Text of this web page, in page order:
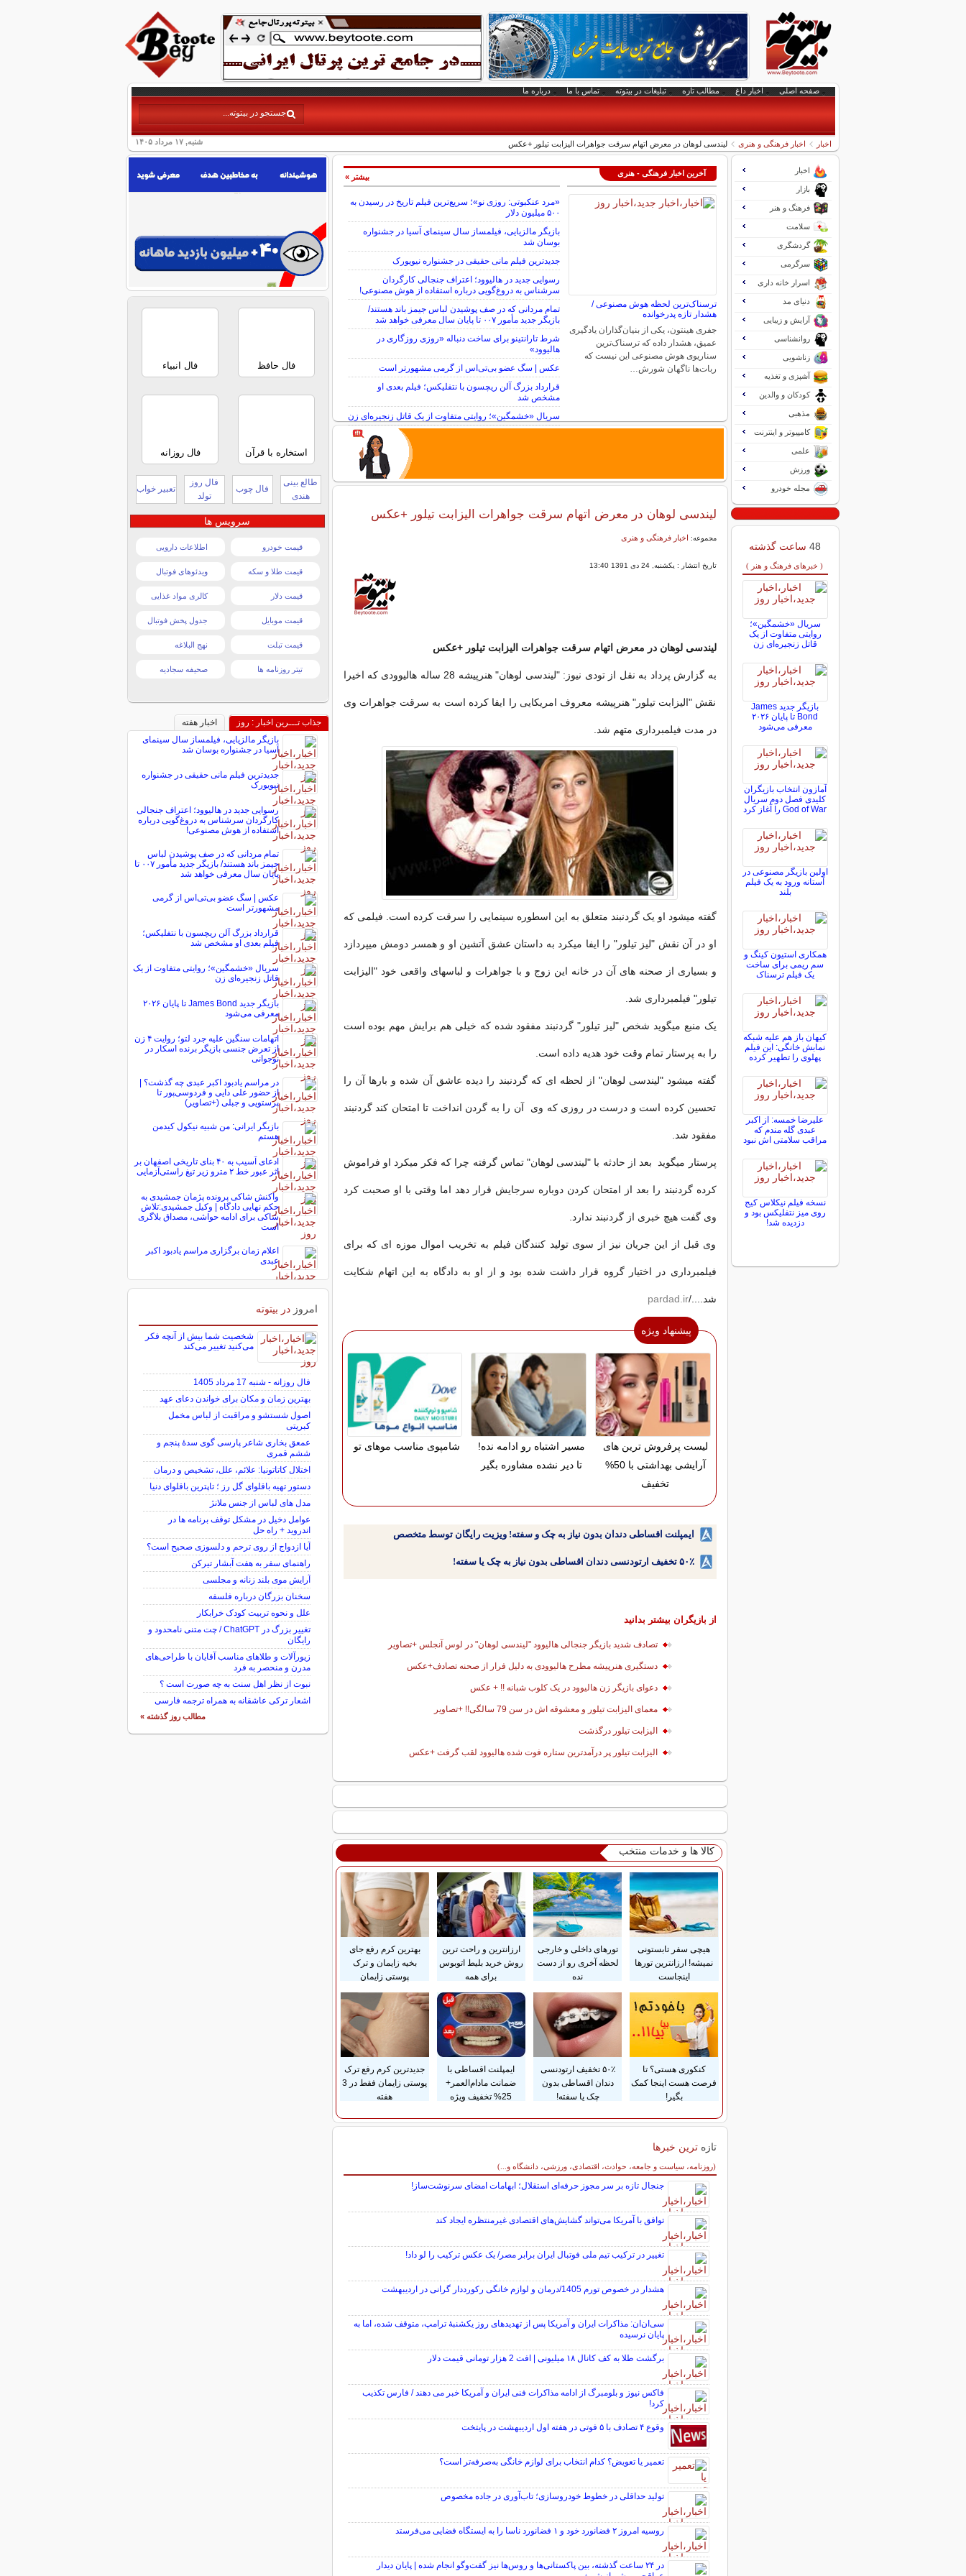
صفحه اصلی اخبار داغ مطالب تازه تبلیغات در بیتوته تماس با ما درباره ما
شنبه, ۱۷ مرداد ۱۴۰۵ اخبار اخبار فرهنگی و هنری لیندسی لوهان در معرض اتهام سرقت جواهرات الیزابت تیلور +عکس
آخرین اخبار فرهنگی - هنری
ترسناک‌ترین لحظه هوش مصنوعی /
هشدار تازه پدرخوانده
جفری هینتون، یکی از بنیان‌گذاران یادگیری
عمیق، هشدار داده که ترسناک‌ترین
سناریوی هوش مصنوعی این نیست که
ربات‌ها ناگهان شورش…
«مرد عنکبوتی: روزی نو»؛ سریع‌ترین فیلم تاریخ در رسیدن به
۵۰۰ میلیون دلار
بازیگر مالزیایی، فیلمساز سال سینمای آسیا در جشنواره
بوسان شد
جدیدترین فیلم مانی حقیقی در جشنواره نیویورک
رسوایی جدید در هالیوود؛ اعتراف جنجالی کارگردان
سرشناس به دروغ‌گویی درباره استفاده از هوش مصنوعی!
تمام مردانی که در صف پوشیدن لباس جیمز باند هستند/
بازیگر جدید مأمور ۰۰۷ تا پایان سال معرفی خواهد شد
شرط تارانتینو برای ساخت دنباله «روزی روزگاری در
هالیوود»
عکس | سگ عضو بی‌تی‌اس از گرمی مشهورتر است
قرارداد بزرگ آلن ریچسون با نتفلیکس؛ فیلم بعدی او
مشخص شد
سریال «خشمگین»؛ روایتی متفاوت از یک قاتل زنجیره‌ای زن
بیشتر »
لیندسی لوهان در معرض اتهام سرقت جواهرات الیزابت تیلور +عکس
مجموعه: اخبار فرهنگی و هنری
تاریخ انتشار : یکشنبه, 24 دی 1391 13:40
لیندسی لوهان در معرض اتهام سرقت جواهرات الیزابت تیلور +عکس
به گزارش پرداد به نقل از تودی نیوز: "لیندسی لوهان" هنرپیشه 28 ساله هالیوودی که اخیرا
نقش "الیزابت تیلور" هنرپیشه معروف امریکایی را ایفا کرده است به سرقت جواهرات وی
در مدت فیلمبرداری متهم شد.
گفته میشود او یک گردنبند متعلق به این اسطوره سینمایی را سرقت کرده است. فیلمی که
او در آن نقش "لیز تیلور" را ایفا میکرد به داستان عشق آتشین او و همسر دومش میپردازد
و بسیاری از صحنه های آن در خانه این زوج و با جواهرات و لباسهای واقعی خود "الیزابت
تیلور" فیلمبرداری شد.
یک منبع میگوید شخص "لیز تیلور" گردنبند مفقود شده که خیلی هم برایش مهم بوده است
را به پرستار تمام وقت خود هدیه داده است.
گفته میشود "لیندسی لوهان" از لحظه ای که گردنبند را دیده عاشق آن شده و بارها آن را
تحسین کرده است و درست در روزی که وی آن را به گردن انداخت تا امتحان کند گردنبند
مفقود شد.
پرستار میگوید بعد از حادثه با "لیندسی لوهان" تماس گرفته چرا که فکر میکرد او فراموش
کرده گردنبند را بعد از امتحان کردن دوباره سرجایش قرار دهد اما وقتی با او صحبت کرد
وی گفت هیچ خبری از گردنبند ندارد.
وی قبل از این جریان نیز از سوی تولید کنندگان فیلم به تخریب اموال موزه ای که برای
فیلمبرداری در اختیار گروه قرار داشت شده بود و از او به دادگاه به این اتهام شکایت
شد..../pardad.ir
پیشنهاد ویژه
لیست پرفروش ترین های
آرایشی بهداشتی با 50%
تخفیف
مسیر اشتباه رو ادامه نده!
تا دیر نشده مشاوره بگیر
شامپوی مناسب موهای تو
ایمپلنت اقساطی دندان بدون نیاز به چک و سفته! ویزیت رایگان توسط متخصص
۵۰٪ تخفیف ارتودنسی دندان اقساطی بدون نیاز به چک یا سفته!
از بازیگران بیشتر بدانید
تصادف شدید بازیگر جنجالی هالیوود "لیندسی لوهان" در لوس آنجلس +تصاویر
دستگیری هنرپیشه مطرح هالیوودی به دلیل فرار از صحنه تصادف+عکس
دعوای بازیگر زن هالیوود در یک کلوب شبانه !! + عکس
معمای الیزابت تیلور و معشوقه اش در سن 79 سالگی!! +تصاویر
الیزابت تیلور درگذشت
الیزابت تیلور پر درآمدترین ستاره فوت شده هالیوود لقب گرفت +عکس
کالا ها و خدمات منتخب
هیچی سفر تابستونی
نمیشه! ارزانترین تورها
اینجاست
تورهای داخلی و خارجی
لحظه آخری رو از دست
نده
ارزانترین و راحت ترین
روش خرید بلیط اتوبوس
برای همه
بهترین کرم رفع جای
بخیه زایمان و ترک
پوستی زایمان
کنکوری هستی؟ تا
فرصت هست اینجا کمک
بگیر!
۵۰٪ تخفیف ارتودنسی
دندان اقساطی بدون
چک یا سفته!
ایمپلنت اقساطی با
ضمانت مادام‌العمر+
25% تخفیف ویژه
جدیدترین کرم رفع ترک
پوستی زایمان فقط در 3
هفته
تازه ترین خبرها
(روزنامه، سیاست و جامعه، حوادث، اقتصادی، ورزشی، دانشگاه و...)
سایر خبرهای داغ
جنجال تازه بر سر مجوز حرفه‌ای استقلال؛ ابهامات امضای سرنوشت‌ساز!
توافق با آمریکا می‌تواند گشایش‌های اقتصادی غیرمنتظره ایجاد کند
تغییر در ترکیب تیم ملی فوتبال ایران برابر مصر/ یک عکس ترکیب را لو داد!
هشدار در خصوص تورم 1405/درمان و لوازم خانگی رکورددار گرانی در اردیبهشت
سی‌ان‌ان: مذاکرات ایران و آمریکا پس از تهدیدهای روز یکشنبهٔ ترامپ، متوقف شده، اما به
پایان نرسیده
برگشت طلا به کف کانال ۱۸ میلیونی | افت 2 هزار تومانی قیمت دلار
فاکس نیوز و بلومبرگ از ادامه مذاکرات فنی ایران و آمریکا خبر می دهند / فارس تکذیب
کرد!
وقوع ۴ تصادف با ۵ فوتی در هفته اول اردیبهشت در پایتخت
تعمیر یا تعویض؟ کدام انتخاب برای لوازم خانگی به‌صرفه‌تر است؟
تولید حداقلی در خطوط خودروسازی؛ تاب‌آوری در جاده مخصوص
روسیه امروز ۲ فضانورد خود و ۱ فضانورد ناسا را به ایستگاه فضایی می‌فرستد
در ۲۴ ساعت گذشته، بین پاکستانی‌ها و روس‌ها نیز گفت‌وگو انجام شده | پایان دیدار
اخبار
بازار
فرهنگ و هنر
سلامت
گردشگری
سرگرمی
اسرار خانه داری
دنیای مد
آرایش و زیبایی
روانشناسی
زناشویی
آشپزی و تغذیه
کودکان و والدین
مذهبی
کامپیوتر و اینترنت
علمی
ورزش
مجله خودرو
48 ساعت گذشته
( خبرهای فرهنگ و هنر )
سریال «خشمگین»؛
روایتی متفاوت از یک
قاتل زنجیره‌ای زن
بازیگر جدید James
Bond تا پایان ۲۰۲۶
معرفی می‌شود
آمازون انتخاب بازیگران
کلیدی فصل دوم سریال
God of War را آغاز کرد
اولین بازیگر مصنوعی در
آستانه ورود به یک فیلم
بلند
همکاری استیون کینگ و
سم ریمی برای ساخت
یک فیلم ترسناک
کیهان باز هم علیه شبکه
نمابش خانگی: این فیلم
پهلوی را تطهیر کرده
علیرضا خمسه: از اکبر
عبدی گله مندم که
مراقب سلامتی اش نبود
نسخه فیلم نیکلاس کیج
روی میز نتفلیکس بود و
دزدیده شد!
فال حافظ فال انبیاء
استخاره با قرآن فال روزانه
طالع بینی
هندی
فال چوب
فال روز
تولد
تعبیر خواب
سرویس ها
قیمت خودرو اطلاعات دارویی
قیمت طلا و سکه ویدئوهای فوتبال
قیمت دلار کالری مواد غذایی
قیمت موبایل جدول پخش فوتبال
قیمت تبلت نهج البلاغه
تیتر روزنامه ها صحیفه سجادیه
جذاب تـــرین اخبار : روز
اخبار هفته
بازیگر مالزیایی، فیلمساز سال سینمای
آسیا در جشنواره بوسان شد
جدیدترین فیلم مانی حقیقی در جشنواره
نیویورک
رسوایی جدید در هالیوود؛ اعتراف جنجالی
کارگردان سرشناس به دروغ‌گویی درباره
استفاده از هوش مصنوعی!
تمام مردانی که در صف پوشیدن لباس
جیمز باند هستند/ بازیگر جدید مأمور ۰۰۷ تا
پایان سال معرفی خواهد شد
عکس | سگ عضو بی‌تی‌اس از گرمی
مشهورتر است
قرارداد بزرگ آلن ریچسون با نتفلیکس؛
فیلم بعدی او مشخص شد
سریال «خشمگین»؛ روایتی متفاوت از یک
قاتل زنجیره‌ای زن
بازیگر جدید James Bond تا پایان ۲۰۲۶
معرفی می‌شود
اتهامات سنگین علیه جرد لتو؛ روایت ۴ زن
از تعرض جنسی بازیگر برنده اسکار در
نوجوانی
در مراسم یادبود اکبر عبدی چه گذشت؟ |
از حضور علی دایی و فردوسی‌پور تا
پرستویی و جبلی (+تصاویر)
بازیگر ایرانی: من شبیه نیکول کیدمن
هستم
ادعای آسیب به ۴۰ بنای تاریخی اصفهان بر
اثر عبور خط ۲ مترو زیر تیغ راستی‌آزمایی
واکنش شاکی پرونده پژمان جمشیدی به
حکم نهایی دادگاه | وکیل جمشیدی:تلاش
شاکی برای ادامه حواشی، مصداق بلاگری
است
اعلام زمان برگزاری مراسم یادبود اکبر
عبدی
امروز در بیتوته
شخصیت شما بیش از آنچه فکر
می‌کنید تغییر می‌کند
فال روزانه - شنبه 17 مرداد 1405
بهترین زمان و مکان برای خواندن دعای عهد
اصول شستشو و مراقبت از لباس مخمل
کبریتی
عمعق بخاری شاعر پارسی گوی سدهٔ پنجم و
ششم قمری
اختلال کاتاتونیا: علائم، علل، تشخیص و درمان
دستور تهیه باقلوای گل رز ؛ تاپترین باقلوای دنیا
مدل های لباس از جنس ملانژ
عوامل دخیل در مشکل توقف برنامه ها در
اندروید + راه حل
آیا ازدواج از روی ترحم و دلسوزی صحیح است؟
راهنمای سفر به هفت آبشار تیرکن
آرایش موی بلند زنانه و مجلسی
سخنان بزرگان درباره فلسفه
علل و نحوه تربیت کودک خرابکار
تغییر بزرگ در ChatGPT / چت متنی نامحدود و
رایگان
زیورآلات و طلاهای مناسب آقایان با طراحی‌های
مدرن و منحصر به فرد
نبوت از نظر اهل سنت به چه صورت است ؟
اشعار ترکی عاشقانه به همراه ترجمه فارسی
مطالب روز گذشته »